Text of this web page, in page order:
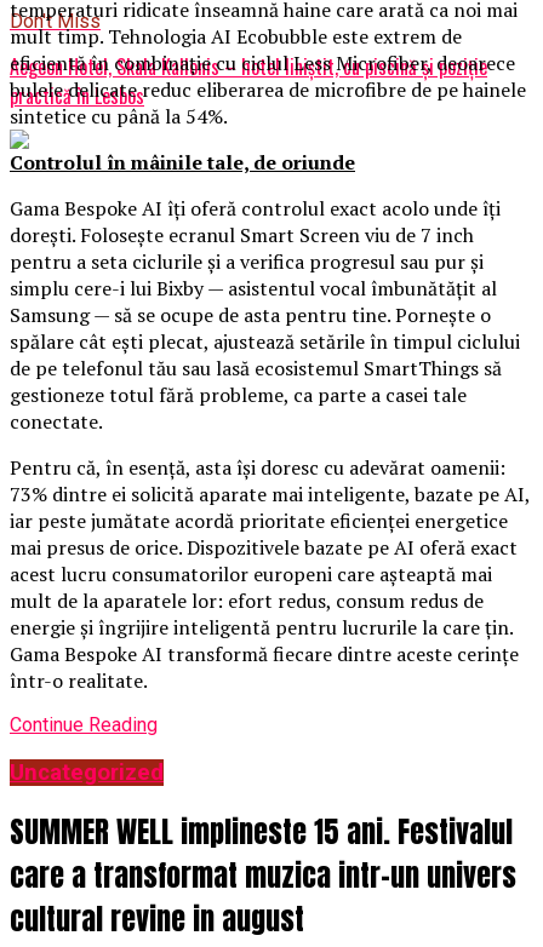
Don't Miss
Aegeon Hotel, Skala Kallonis – hotel liniștit, cu piscină și poziție
practică în Lesbos
temperaturi ridicate înseamnă haine care arată ca noi mai
mult timp. Tehnologia AI Ecobubble este extrem de
eficientă în combinație cu ciclul Less Microfiber, deoarece
bulele delicate reduc eliberarea de microfibre de pe hainele
sintetice cu până la 54%.
Controlul în mâinile tale, de oriunde
Gama Bespoke AI îți oferă controlul exact acolo unde îți
dorești. Folosește ecranul Smart Screen viu de 7 inch
pentru a seta ciclurile și a verifica progresul sau pur și
simplu cere-i lui Bixby — asistentul vocal îmbunătățit al
Samsung — să se ocupe de asta pentru tine. Pornește o
spălare cât ești plecat, ajustează setările în timpul ciclului
de pe telefonul tău sau lasă ecosistemul SmartThings să
gestioneze totul fără probleme, ca parte a casei tale
conectate.
Pentru că, în esență, asta își doresc cu adevărat oamenii:
73% dintre ei solicită aparate mai inteligente, bazate pe AI,
iar peste jumătate acordă prioritate eficienței energetice
mai presus de orice. Dispozitivele bazate pe AI oferă exact
acest lucru consumatorilor europeni care așteaptă mai
mult de la aparatele lor: efort redus, consum redus de
energie și îngrijire inteligentă pentru lucrurile la care țin.
Gama Bespoke AI transformă fiecare dintre aceste cerințe
într-o realitate.
Continue Reading
Uncategorized
SUMMER WELL implineste 15 ani. Festivalul
care a transformat muzica intr-un univers
cultural revine in august